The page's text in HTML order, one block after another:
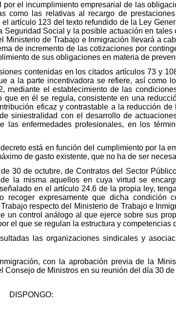
el incumplimiento empresarial de las
como las relativas al recargo de
artículo 123 del texto refundido de la Ley
Social y la posible actuación en tales
de Trabajo e Inmigración llevará a
de incremento de las cotizaciones por
de sus obligaciones en materia de
contenidas en los citados artículos 73 y
a la parte incentivadora se refiere, así como
mediante el establecimiento de las
en él se regula, consistente en una
eficaz y contrastable a la reducción
siniestralidad con el desarrollo de
enfermedades profesionales, en los
está en función del cumplimiento por la
de gasto existente, que no ha de ser
30 de octubre, de Contratos del Sector
la misma aquellos en cuya virtud se
en el artículo 24.6 de la propia ley,
recoger expresamente que dicha condición
respecto del Ministerio de Trabajo e
un control análogo al que ejerce sobre sus
el que se regulan la estructura y competencias
las organizaciones sindicales y
con la aprobación previa de la
de Ministros en su reunión del día 30 de
DISPONGO: